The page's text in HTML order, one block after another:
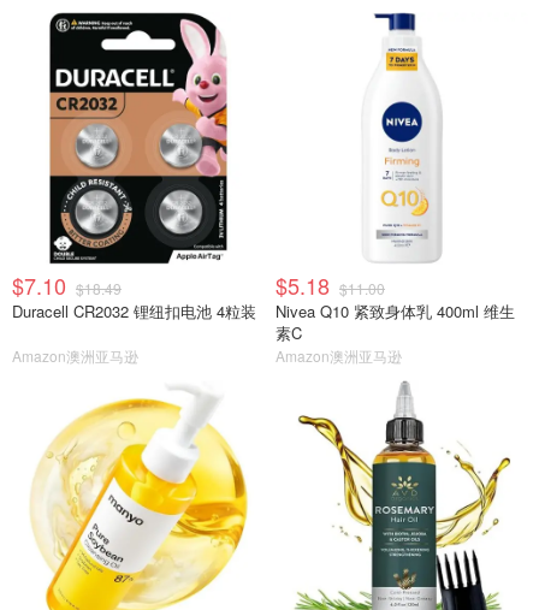
$7.10 $18.49
Duracell CR2032 锂纽扣电池 4粒装
Amazon澳洲亚马逊
$5.18 $11.00
Nivea Q10 紧致身体乳 400ml 维生
素C
Amazon澳洲亚马逊